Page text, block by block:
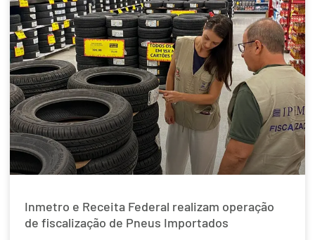
Inmetro e Receita Federal realizam operação
de fiscalização de Pneus Importados